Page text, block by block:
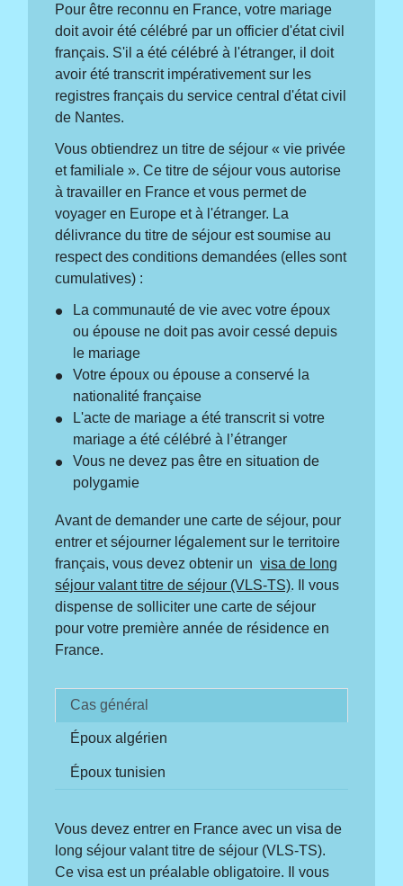
Pour être reconnu en France, votre mariage
doit avoir été célébré par un officier d'état civil
français. S'il a été célébré à l'étranger, il doit
avoir été transcrit impérativement sur les
registres français du service central d'état civil
de Nantes.
Vous obtiendrez un titre de séjour « vie privée
et familiale ». Ce titre de séjour vous autorise
à travailler en France et vous permet de
voyager en Europe et à l'étranger. La
délivrance du titre de séjour est soumise au
respect des conditions demandées (elles sont
cumulatives) :
La communauté de vie avec votre époux
ou épouse ne doit pas avoir cessé depuis
le mariage
Votre époux ou épouse a conservé la
nationalité française
L'acte de mariage a été transcrit si votre
mariage a été célébré à l’étranger
Vous ne devez pas être en situation de
polygamie
Avant de demander une carte de séjour, pour
entrer et séjourner légalement sur le territoire
français, vous devez obtenir unvisa de long
séjour valant titre de séjour (VLS-TS). Il vous
dispense de solliciter une carte de séjour
pour votre première année de résidence en
France.
Cas général
Époux algérien
Époux tunisien
Vous devez entrer en France avec un visa de
long séjour valant titre de séjour (VLS-TS).
Ce visa est un préalable obligatoire. Il vous